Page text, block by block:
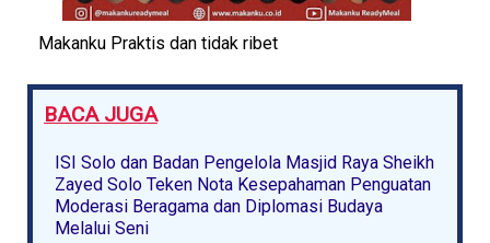
Makanku Praktis dan tidak ribet
BACA JUGA
ISI Solo dan Badan Pengelola Masjid Raya Sheikh
Zayed Solo Teken Nota Kesepahaman Penguatan
Moderasi Beragama dan Diplomasi Budaya
Melalui Seni